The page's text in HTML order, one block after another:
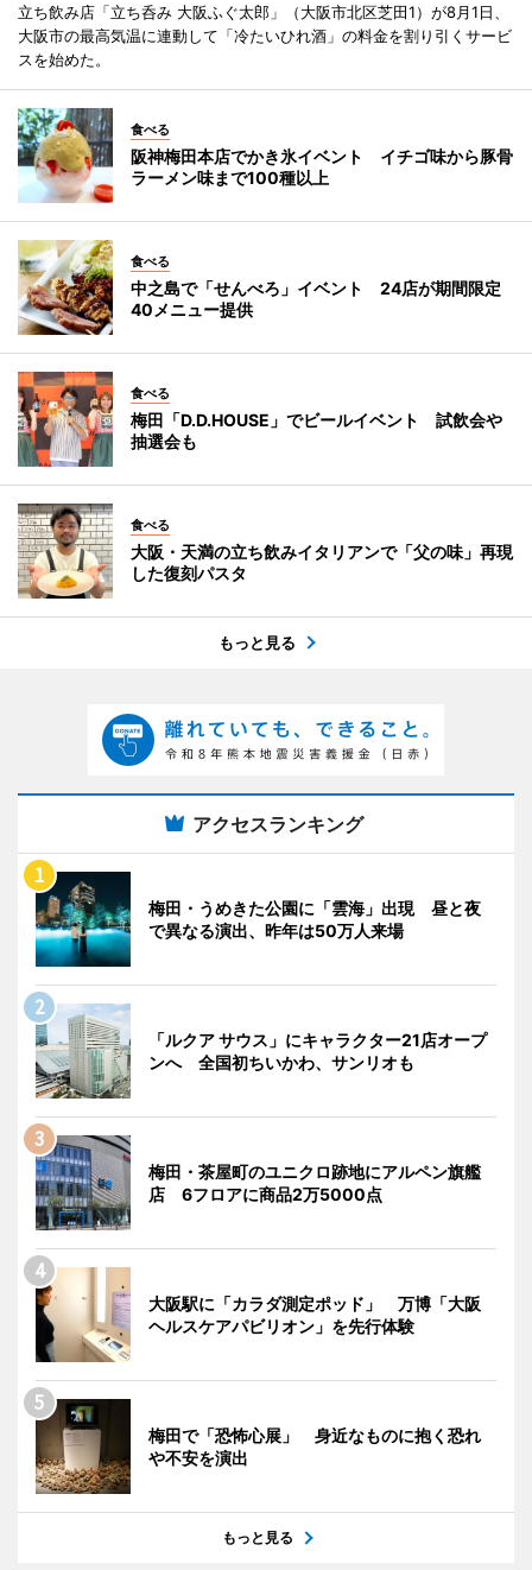
立ち飲み店「立ち呑み 大阪ふぐ太郎」（大阪市北区芝田1）が8月1日、
大阪市の最高気温に連動して「冷たいひれ酒」の料金を割り引くサービ
スを始めた。
食べる
阪神梅田本店でかき氷イベント イチゴ味から豚骨
ラーメン味まで100種以上
食べる
中之島で「せんべろ」イベント 24店が期間限定
40メニュー提供
食べる
梅田「D.D.HOUSE」でビールイベント 試飲会や
抽選会も
食べる
大阪・天満の立ち飲みイタリアンで「父の味」再現
した復刻パスタ
もっと見る
アクセスランキング
梅田・うめきた公園に「雲海」出現 昼と夜
で異なる演出、昨年は50万人来場
「ルクア サウス」にキャラクター21店オープ
ンへ 全国初ちいかわ、サンリオも
梅田・茶屋町のユニクロ跡地にアルペン旗艦
店 6フロアに商品2万5000点
大阪駅に「カラダ測定ポッド」 万博「大阪
ヘルスケアパビリオン」を先行体験
梅田で「恐怖心展」 身近なものに抱く恐れ
や不安を演出
もっと見る